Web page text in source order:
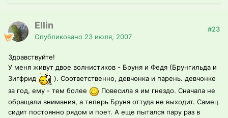
Ellin
Опубликовано 23 июля, 2007
#23
Здравствуйте!
У меня живут двое волнистиков - Бруня и Федя (Брунгильда и
Зигфрид
). Соответственно, девчонка и парень. девчонке
за год, ему - тем более
Повесила я им гнездо. Сначала не
обращали внимания, а теперь Бруня оттуда не выходит. Самец
сидит постоянно рядом и поет. А еще пытался пару раз в